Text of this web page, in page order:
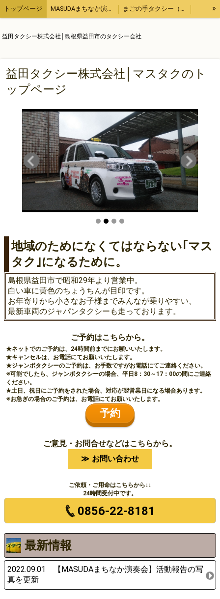
トップページ MASUDAまちなか演奏会 まごの手タクシー（用事の代行、飲食のテイクアウトなど） »
益田タクシー株式会社│島根県益田市のタクシー会社
益田タクシー株式会社│マスタクのト
ップページ
地域のためになくてはならない｢マス
タク｣になるために。
島根県益田市で昭和29年より営業中。
白い車に黄色のちょうちんが目印です。
お年寄りから小さなお子様までみんなが乗りやすい、
最新車両のジャパンタクシーも走っております。
ご予約はこちらから。
★ネットでのご予約は、24時間前までにお願いいたします。
★キャンセルは、お電話にてお願いいたします。
★ジャンボタクシーのご予約は、お手数ですがお電話にてご連絡ください。
※可能でしたら、ジャンボタクシーの場合、平日8：30～17：00の間にご連絡
ください。
★土日、祝日にご予約をされた場合、対応が翌営業日になる場合あります。
※お急ぎの場合のご予約は、お電話にてお願いいたします。
予約
ご意見・お問合せなどはこちらから。
お問い合わせ
ご依頼・ご用命はこちらから↓↓
24時間受付中です。
0856-22-8181
最新情報
2022.09.01 【MASUDAまちなか演奏会】活動報告の写
真を更新